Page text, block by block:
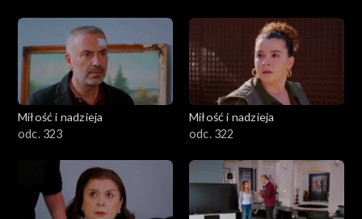
Miłość i nadzieja
odc. 323
Miłość i nadzieja
odc. 322